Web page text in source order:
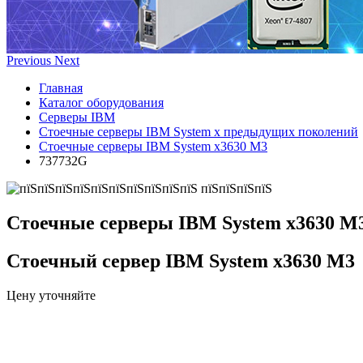
Previous Next
Главная
Каталог оборудования
Серверы IBM
Стоечные серверы IBM System x предыдущих поколений
Стоечные серверы IBM System x3630 M3
737732G
Стоечные серверы IBM System x3630
Стоечный сервер IBM System x3630 M3
Цену уточняйте